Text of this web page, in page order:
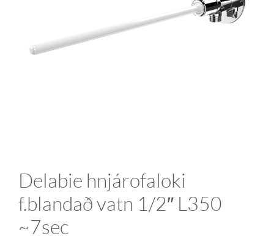
Delabie hnjárofaloki
f.blandað vatn 1/2″ L350
~7sec